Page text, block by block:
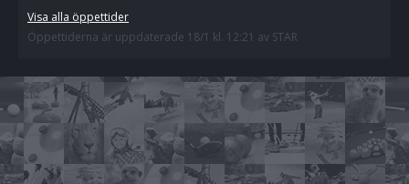
Visa alla öppettider
Öppettiderna är uppdaterade 18/1 kl. 12:21 av STAR